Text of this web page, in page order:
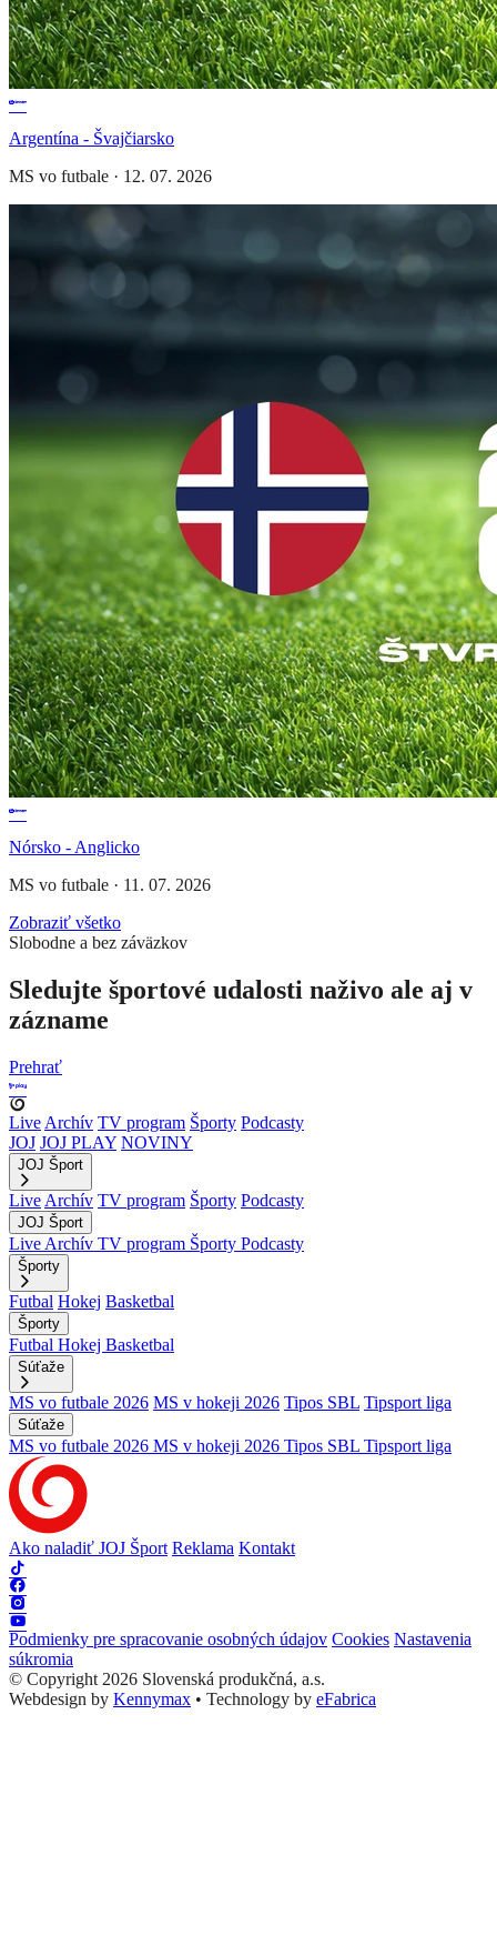
Argentína - Švajčiarsko
MS vo futbale · 12. 07. 2026
Nórsko - Anglicko
MS vo futbale · 11. 07. 2026
Zobraziť všetko
Slobodne a bez záväzkov
Sledujte športové udalosti naživo ale aj v
zázname
Prehrať
Live Archív TV program Športy Podcasty
JOJ JOJ PLAY NOVINY
JOJ Šport
Live Archív TV program Športy Podcasty
JOJ Šport
Live Archív TV program Športy Podcasty
Športy
Futbal Hokej Basketbal
Športy
Futbal Hokej Basketbal
Súťaže
MS vo futbale 2026 MS v hokeji 2026 Tipos SBL Tipsport liga
Súťaže
MS vo futbale 2026 MS v hokeji 2026 Tipos SBL Tipsport liga
Ako naladiť JOJ Šport Reklama Kontakt
Podmienky pre spracovanie osobných údajov Cookies Nastavenia
súkromia
© Copyright 2026 Slovenská produkčná, a.s.
Webdesign by Kennymax • Technology by eFabrica